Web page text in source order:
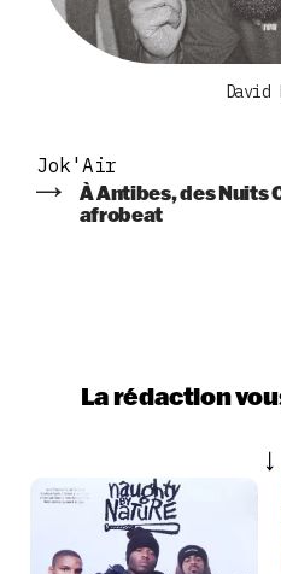
David
Jok'Air
À Antibes, des Nuits
afrobeat
La rédaction